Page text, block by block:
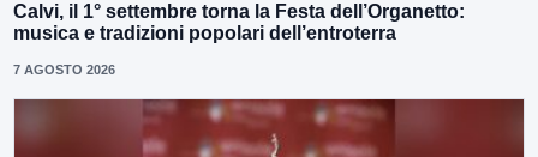
Calvi, il 1° settembre torna la Festa dell’Organetto:
musica e tradizioni popolari dell’entroterra
7 AGOSTO 2026